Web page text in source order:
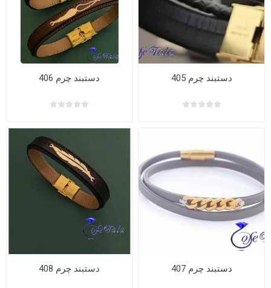
دستبند چرم 405 دستبند چرم 406
دستبند چرم 407 دستبند چرم 408